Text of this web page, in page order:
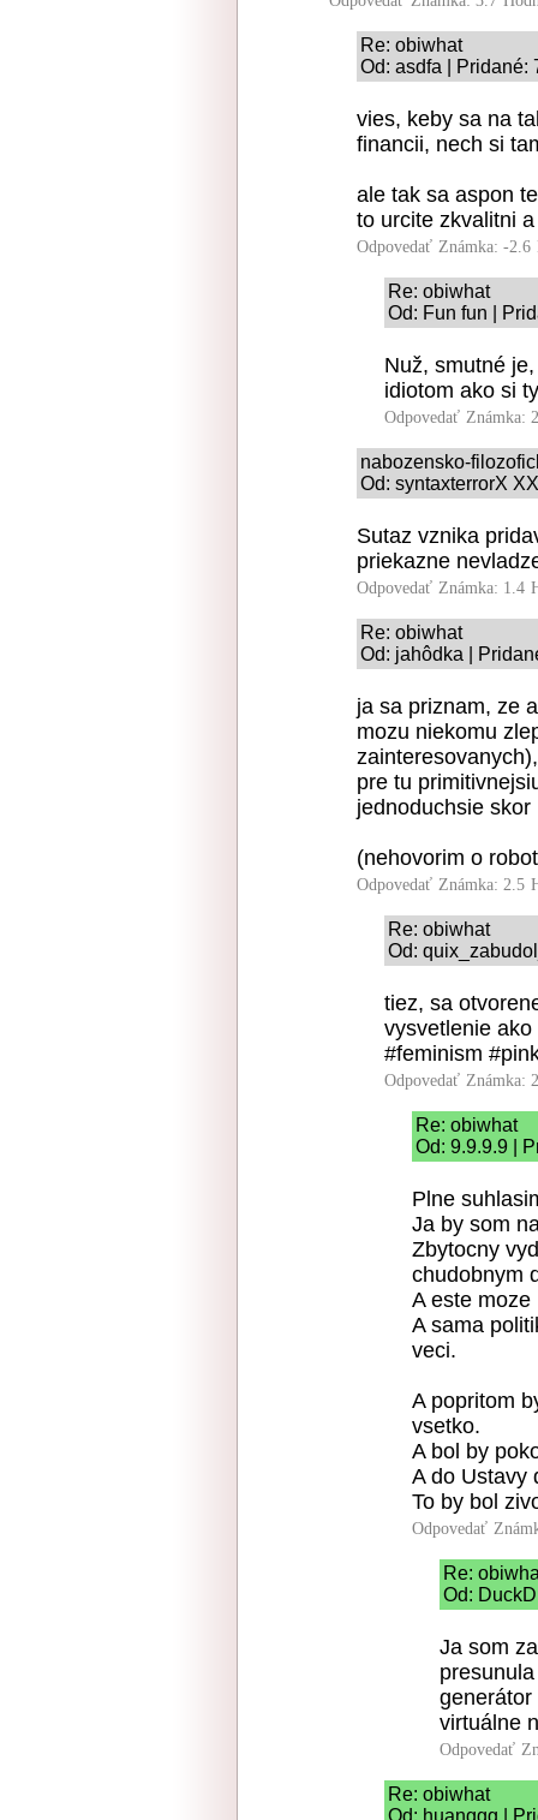
Re: obiwhat
Od: asdfa | Pridané:
vies, keby sa na
financii, nech si
ale tak sa aspon
to urcite zkvalitni
Odpovedať Známka: -2.6
Re: obiwhat
Od: Fun fun |
Nuž, smutné
idiotom ako si
Odpovedať Známka:
nabozensko-
Od: syntaxterrorX
Sutaz vznika
priekazne
Odpovedať Známka: 1.4
Re: obiwhat
Od: jahôdka |
ja sa priznam, ze
mozu niekomu
pre tu
jednoduchsie skor
(nehovorim o
Odpovedať Známka: 2.5
Re: obiwhat
Od:
tiez, sa
vysvetlenie
#feminism
Odpovedať Známka:
Re: obiwhat
Od: 9.9.9.9 |
Plne
Ja by som
Zbytocny
chudobnym
A este moze
A sama
veci.
A popritom
vsetko.
A bol by
A do Ustavy
To by bol
Odpovedať
Re:
Od:
Ja som
virtuálne
Odpovedať
Re: obiwhat